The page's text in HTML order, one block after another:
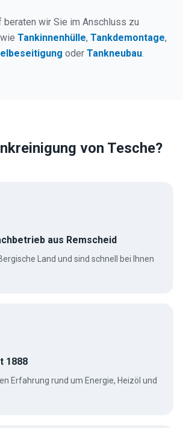
beraten wir Sie im Anschluss zu
Tankinnenhülle, Tankdemontage,
oder Tankneubau.
von Tesche?
aus Remscheid
Land und sind schnell bei Ihnen
1888
Erfahrung rund um Energie, Heizöl und